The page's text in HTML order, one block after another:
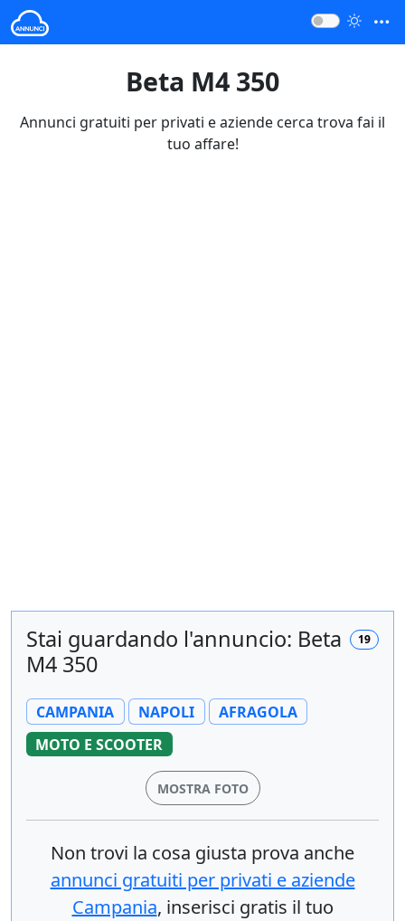
Beta M4 350
Annunci gratuiti per privati e aziende cerca trova fai il
tuo affare!
19
Stai guardando l'annuncio: Beta
M4 350
CAMPANIA NAPOLI
AFRAGOLA
MOTO E SCOOTER
MOSTRA FOTO
Non trovi la cosa giusta prova anche
annunci gratuiti per privati e aziende
Campania, inserisci gratis il tuo